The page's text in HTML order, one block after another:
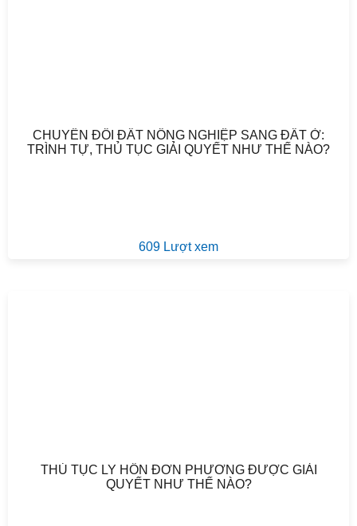
CHUYỂN ĐỔI ĐẤT NÔNG NGHIỆP SANG ĐẤT Ở:
TRÌNH TỰ, THỦ TỤC GIẢI QUYẾT NHƯ THẾ NÀO?
609 Lượt xem
THỦ TỤC LY HÔN ĐƠN PHƯƠNG ĐƯỢC GIẢI
QUYẾT NHƯ THẾ NÀO?